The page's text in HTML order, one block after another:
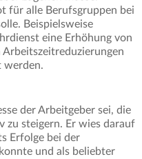
für alle Berufsgruppen bei
Beispielsweise
eine Erhöhung von
werden.
der Arbeitgeber sei, die
steigern. Er wies darauf
Erfolge bei der
und als beliebter